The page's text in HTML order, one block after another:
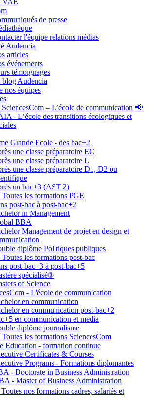
VAE
de presse
l'équipe relations médias
Audencia
articles
événements
témoignages
blog Audencia
nos équipes
SciencesCom – L’école de communication 📢
- L’école des transitions écologiques et
Grande Ecole - dès bac+2
une classe préparatoire EC
une classe préparatoire L
une classe préparatoire D1, D2 ou
un bac+3 (AST 2)
Toutes les formations PGE
post-bac à post-bac+2
in Management
BBA
Management de projet en design et
diplôme Politiques publiques
Toutes les formations post-bac
post-bac+3 à post-bac+5
spécialisé®
of Science
- L'école de communication
en communication
en communication post-bac+2
en communication et media
diplôme journalisme
Toutes les formations SciencesCom
Education - formation continue
Certificates & Courses
Programs - Formations diplomantes
- Doctorate in Business Administration
- Master of Business Administration
nos formations cadres, salariés et